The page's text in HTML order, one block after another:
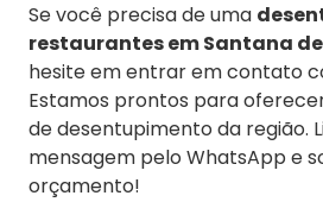
Se você precisa de uma
restaurantes em Santana
hesite em entrar em contato
Estamos prontos para
de desentupimento da região.
mensagem pelo WhatsApp e
orçamento!